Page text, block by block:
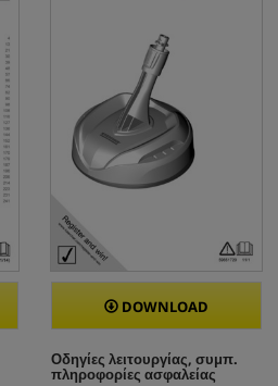
DOWNLOAD
Οδηγίες λειτουργίας, συμπ.
πληροφορίες ασφαλείας